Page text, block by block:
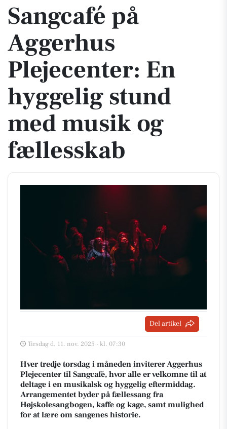
Sangcafé på
Aggerhus
Plejecenter: En
hyggelig stund
med musik og
fællesskab
Del artikel
Tirsdag d. 11. nov. 2025 - kl. 07:30
Hver tredje torsdag i måneden inviterer Aggerhus
Plejecenter til Sangcafé, hvor alle er velkomne til at
deltage i en musikalsk og hyggelig eftermiddag.
Arrangementet byder på fællessang fra
Højskolesangbogen, kaffe og kage, samt mulighed
for at lære om sangenes historie.